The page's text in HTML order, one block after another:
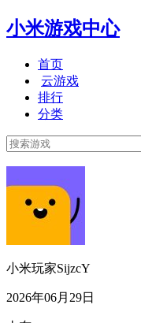
小米游戏中心
首页
云游戏
排行
分类
小米玩家SijzcY
2026年06月29日